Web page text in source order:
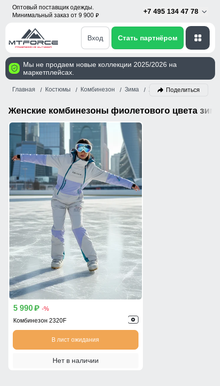
Оптовый поставщик одежды.
Минимальный заказ от 9 900 p
+7 495 134 47 78
Вход Стать партнёром
Мы не продаем новые коллекции 2025/2026 на
маркетплейсах.
Главная Костюмы Комбинезон Зима Женский Фиолетовый
Поделиться
Женские комбинезоны фиолетового цвета
5 990 p -%
Комбинезон 2320F
В лист ожидания
Нет в наличии